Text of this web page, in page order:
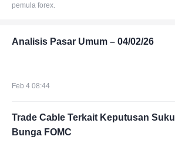
pemula forex.
Analisis Pasar Umum – 04/02/26
Feb 4 08:44
Trade Cable Terkait Keputusan Suku
Bunga FOMC